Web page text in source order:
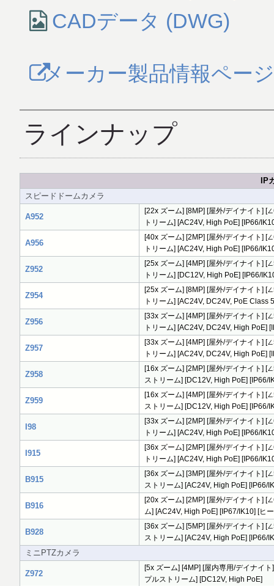
CADデータ (DWG)
メーカー製品情報ページ
ラインナップ
IP
スピードドームカメラ
A952
[22x ズーム] [8MP] [屋外/デイナイト]
トリーム] [AC24V, High PoE] [IP66/
A956
[40x ズーム] [2MP] [屋外/デイナイト]
トリーム] [AC24V, High PoE] [IP66/
Z952
[25x ズーム] [4MP] [屋外/デイナイト]
トリーム] [DC12V, High PoE] [IP66/
Z954
[25x ズーム] [8MP] [屋外/デイナイト]
トリーム] [AC24V, DC24V, PoE Class
Z956
[33x ズーム] [4MP] [屋外/デイナイト]
トリーム] [AC24V, DC24V, High PoE]
Z957
[33x ズーム] [4MP] [屋外/デイナイト]
トリーム] [AC24V, DC24V, High PoE]
Z958
[16x ズーム] [2MP] [屋外/デイナイト]
ストリーム] [DC12V, High PoE] [IP66/
Z959
[16x ズーム] [4MP] [屋外/デイナイト]
ストリーム] [DC12V, High PoE] [IP66/
I98
[33x ズーム] [2MP] [屋外/デイナイト]
トリーム] [AC24V, High PoE] [IP66/
I915
[36x ズーム] [2MP] [屋外/デイナイト]
トリーム] [AC24V, High PoE] [IP66/
B915
[36x ズーム] [3MP] [屋外/デイナイト]
ストリーム] [AC24V, High PoE] [IP66/
B916
[20x ズーム] [2MP] [屋外/デイナイト]
ム] [AC24V, High PoE] [IP67/IK10] [ヒ
B928
[36x ズーム] [5MP] [屋外/デイナイト]
ストリーム] [AC24V, High PoE] [IP66/
ミニPTZカメラ
Z972
[5x ズーム] [4MP] [屋内専用/デイナイ
プルストリーム] [DC12V, High PoE]